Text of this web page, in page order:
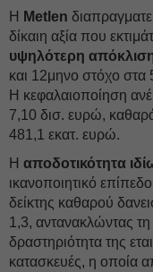
Η Metlen
δίκαιη αξία που
υψηλότερη
και 12μηνο στόχο στα
Η κεφαλαιοποίηση
7,10 δισ. ευρώ,
481,1 εκατ. ευρώ.
Η αποδοτικότητα
ικανοποιητικό
δείκτης καθαρού
1,3, αντανακλώντας τη
δραστηριότητα της
κατασκευές, η οποία